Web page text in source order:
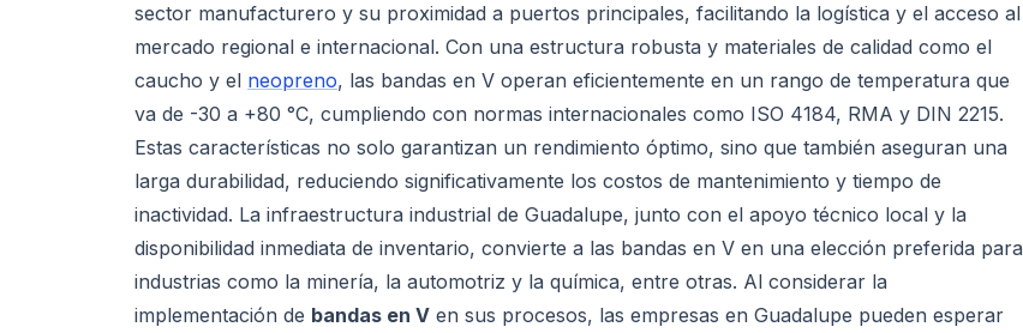
sector manufacturero y su proximidad a puertos principales, facilitando la logística y el acceso al
mercado regional e internacional. Con una estructura robusta y materiales de calidad como el
caucho y el neopreno, las bandas en V operan eficientemente en un rango de temperatura que
va de -30 a +80 °C, cumpliendo con normas internacionales como ISO 4184, RMA y DIN 2215.
Estas características no solo garantizan un rendimiento óptimo, sino que también aseguran una
larga durabilidad, reduciendo significativamente los costos de mantenimiento y tiempo de
inactividad. La infraestructura industrial de Guadalupe, junto con el apoyo técnico local y la
disponibilidad inmediata de inventario, convierte a las bandas en V en una elección preferida para
industrias como la minería, la automotriz y la química, entre otras. Al considerar la
implementación de bandas en V en sus procesos, las empresas en Guadalupe pueden esperar